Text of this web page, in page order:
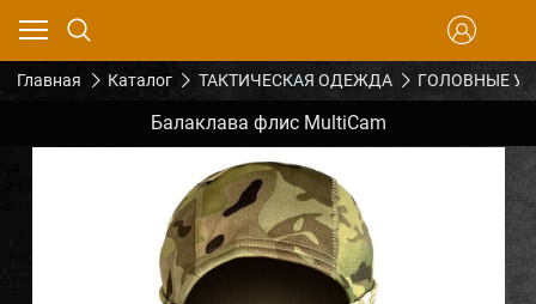
Главная Каталог ТАКТИЧЕСКАЯ ОДЕЖДА ГОЛОВНЫЕ
Балаклава флис MultiCam